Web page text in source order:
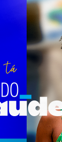
mínimo
de tal
Que
poética
de
A